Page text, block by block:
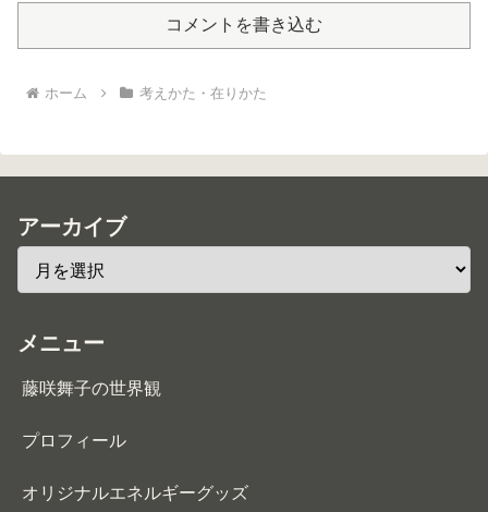
コメントを書き込む
ホーム 考えかた・在りかた
アーカイブ
メニュー
藤咲舞子の世界観
プロフィール
オリジナルエネルギーグッズ